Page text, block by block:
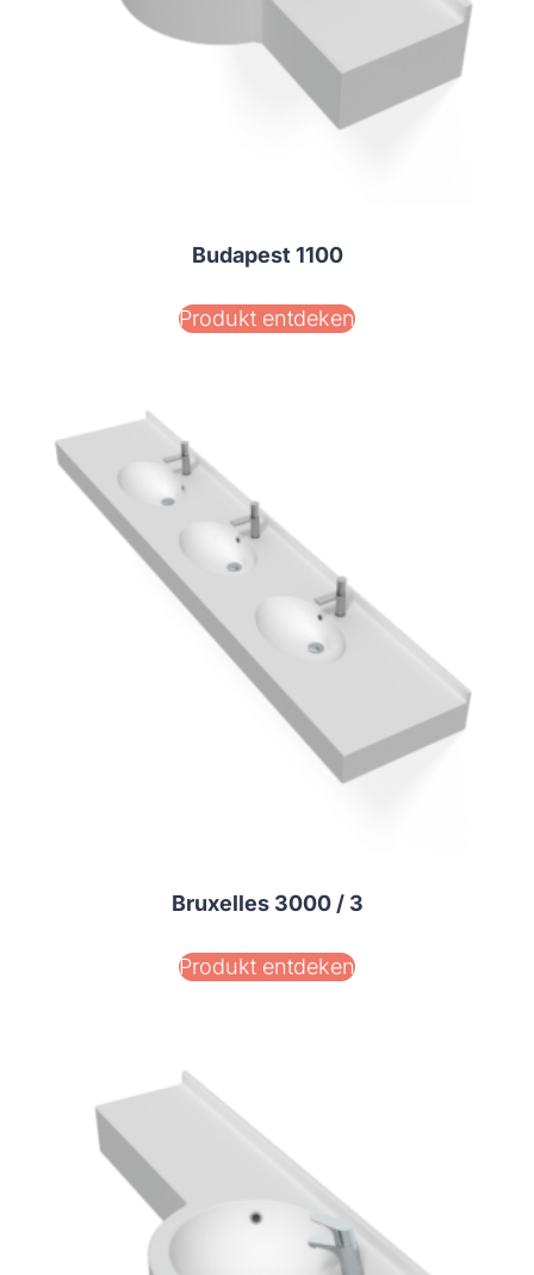
Budapest 1100
Produkt entdeken
Bruxelles 3000 / 3
Produkt entdeken